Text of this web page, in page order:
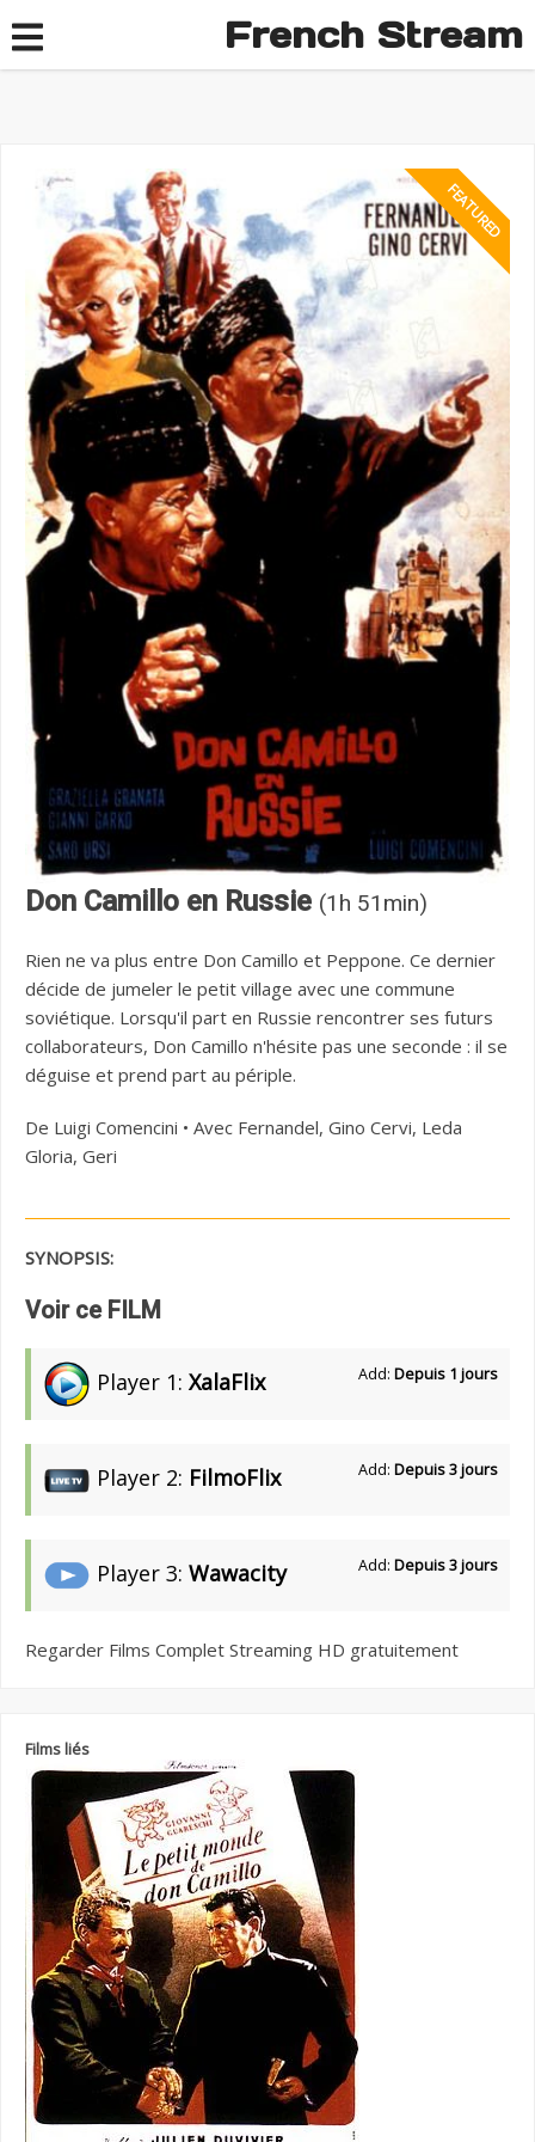
French Stream
Don Camillo en Russie (1h 51min)
Rien ne va plus entre Don Camillo et Peppone. Ce dernier
décide de jumeler le petit village avec une commune
soviétique. Lorsqu'il part en Russie rencontrer ses futurs
collaborateurs, Don Camillo n'hésite pas une seconde : il se
déguise et prend part au périple.
De Luigi Comencini • Avec Fernandel, Gino Cervi, Leda
Gloria, Geri
SYNOPSIS:
Voir ce FILM
Player 1: XalaFlix Add: Depuis 1 jours
Player 2: FilmoFlix Add: Depuis 3 jours
Player 3: Wawacity Add: Depuis 3 jours
Regarder Films Complet Streaming HD gratuitement
Films liés